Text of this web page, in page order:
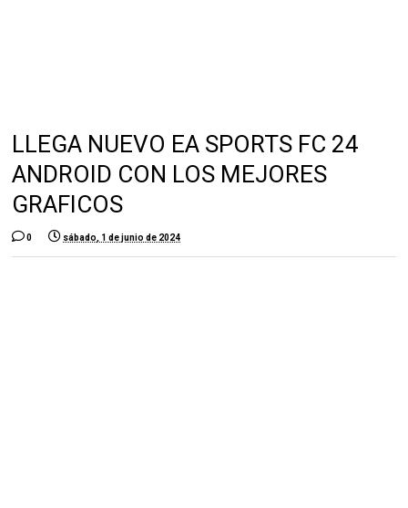
LLEGA NUEVO EA SPORTS FC 24
ANDROID CON LOS MEJORES
GRAFICOS
0 sábado, 1 de junio de 2024